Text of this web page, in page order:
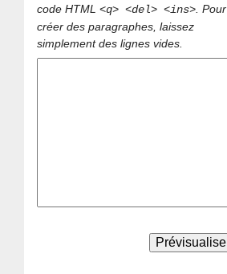
code HTML<q> <del> <ins>. Pour
créer des paragraphes, laissez
simplement des lignes vides.